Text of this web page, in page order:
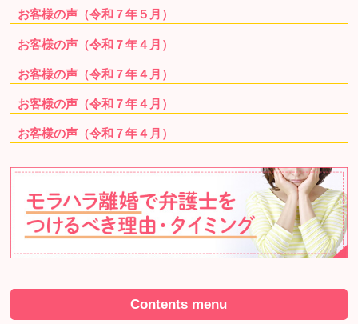
お客様の声（令和７年５月）
お客様の声（令和７年４月）
お客様の声（令和７年４月）
お客様の声（令和７年４月）
お客様の声（令和７年４月）
Contents menu